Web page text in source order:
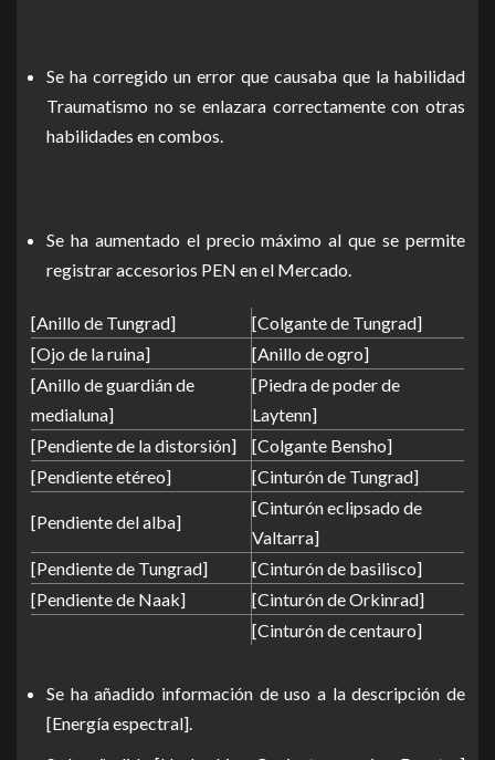
Se ha corregido un error que causaba que la habilidad
Traumatismo no se enlazara correctamente con otras
habilidades en combos.
Se ha aumentado el precio máximo al que se permite
registrar accesorios PEN en el Mercado.
[Anillo de Tungrad]
[Colgante de Tungrad]
[Ojo de la ruina]
[Anillo de ogro]
[Anillo de guardián de
medialuna]
[Piedra de poder de
Laytenn]
[Pendiente de la distorsión]
[Colgante Bensho]
[Pendiente etéreo]
[Cinturón de Tungrad]
[Pendiente del alba]
[Cinturón eclipsado de
Valtarra]
[Pendiente de Tungrad]
[Cinturón de basilisco]
[Pendiente de Naak]
[Cinturón de Orkinrad]
[Cinturón de centauro]
Se ha añadido información de uso a la descripción de
[Energía espectral].